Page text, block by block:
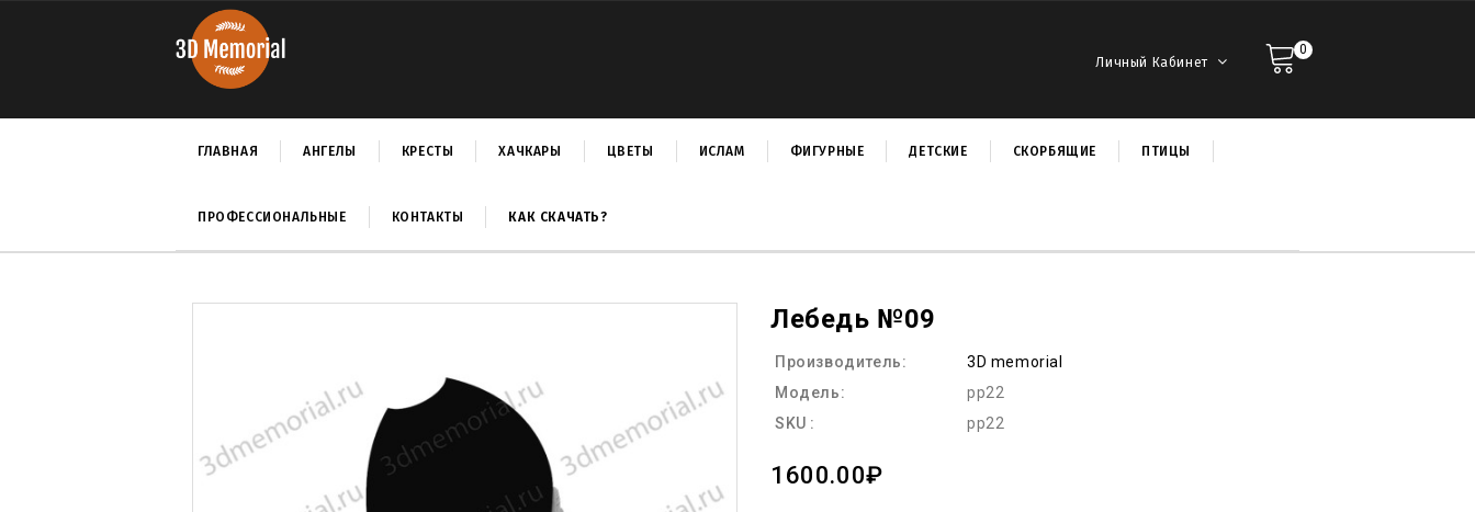
Личный Кабинет
0
ГЛАВНАЯ АНГЕЛЫ КРЕСТЫ ХАЧКАРЫ ЦВЕТЫ ИСЛАМ ФИГУРНЫЕ ДЕТСКИЕ СКОРБЯЩИЕ ПТИЦЫ
ПРОФЕССИОНАЛЬНЫЕ КОНТАКТЫ КАК СКАЧАТЬ?
Лебедь №09
Производитель:
3D memorial
Модель:
pp22
SKU :
pp22
1600.00₽